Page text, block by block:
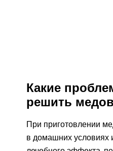
Какие
решить
При приготовлении
в домашних условиях